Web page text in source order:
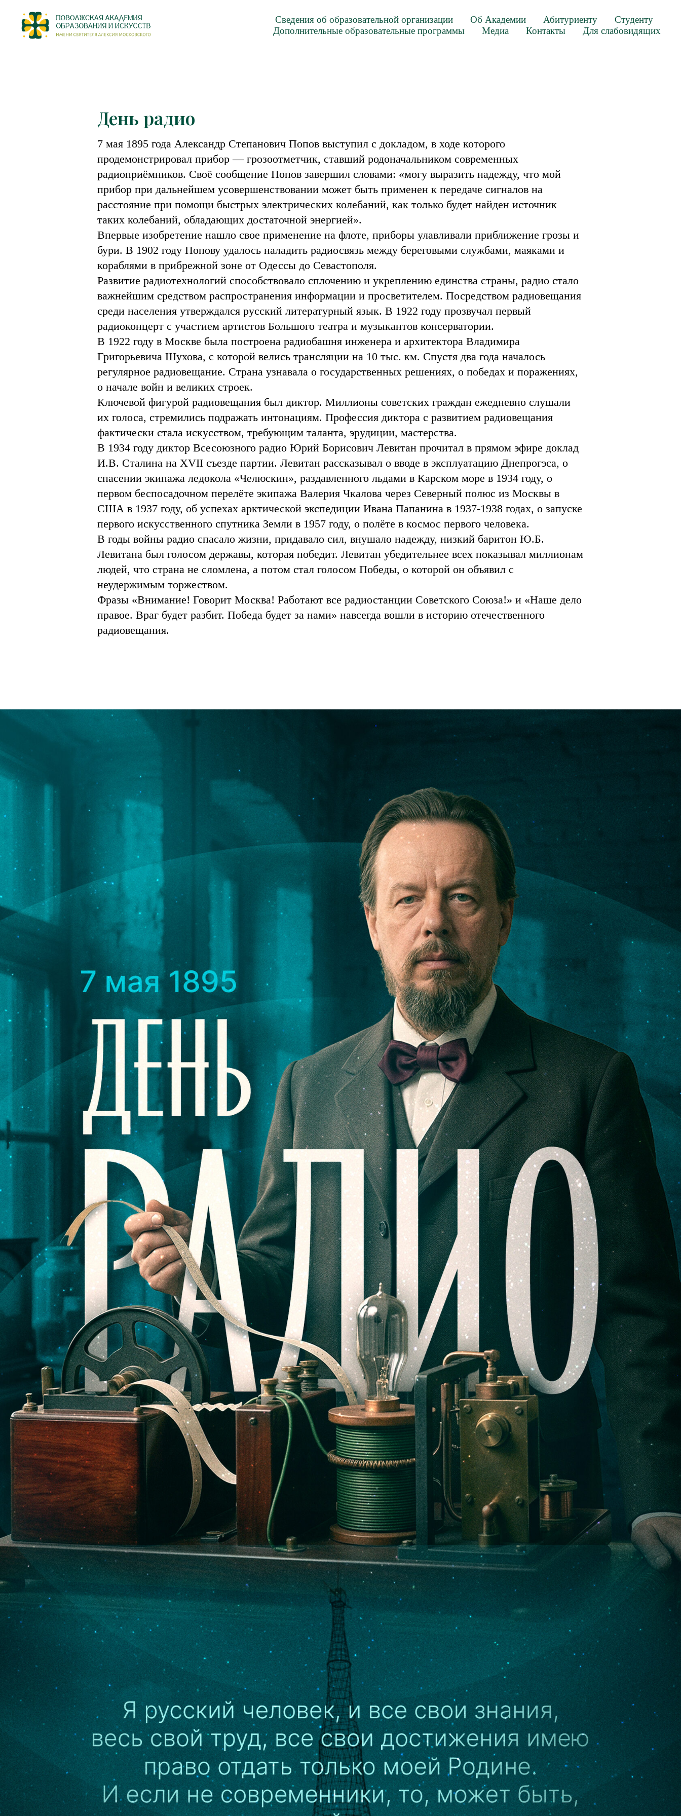
Сведения об образовательной организации Об Академии Абитуриенту
Студенту
Дополнительные образовательные программы
Медиа Контакты Для слабовидящих
День радио
7 мая 1895 года Александр Степанович Попов выступил с докладом, в ходе которого
продемонстрировал прибор — грозоотметчик, ставший родоначальником современных
радиоприёмников. Своё сообщение Попов завершил словами: «могу выразить надежду, что мой
прибор при дальнейшем усовершенствовании может быть применен к передаче сигналов на
расстояние при помощи быстрых электрических колебаний, как только будет найден источник
таких колебаний, обладающих достаточной энергией».
Впервые изобретение нашло свое применение на флоте, приборы улавливали приближение грозы и
бури. В 1902 году Попову удалось наладить радиосвязь между береговыми службами, маяками и
кораблями в прибрежной зоне от Одессы до Севастополя.
Развитие радиотехнологий способствовало сплочению и укреплению единства страны, радио стало
важнейшим средством распространения информации и просветителем. Посредством радиовещания
среди населения утверждался русский литературный язык. В 1922 году прозвучал первый
радиоконцерт с участием артистов Большого театра и музыкантов консерватории.
В 1922 году в Москве была построена радиобашня инженера и архитектора Владимира
Григорьевича Шухова, с которой велись трансляции на 10 тыс. км. Спустя два года началось
регулярное радиовещание. Страна узнавала о государственных решениях, о победах и поражениях,
о начале войн и великих строек.
Ключевой фигурой радиовещания был диктор. Миллионы советских граждан ежедневно слушали
их голоса, стремились подражать интонациям. Профессия диктора с развитием радиовещания
фактически стала искусством, требующим таланта, эрудиции, мастерства.
В 1934 году диктор Всесоюзного радио Юрий Борисович Левитан прочитал в прямом эфире доклад
И.В. Сталина на XVII съезде партии. Левитан рассказывал о вводе в эксплуатацию Днепрогэса, о
спасении экипажа ледокола «Челюскин», раздавленного льдами в Карском море в 1934 году, о
первом беспосадочном перелёте экипажа Валерия Чкалова через Северный полюс из Москвы в
США в 1937 году, об успехах арктической экспедиции Ивана Папанина в 1937-1938 годах, о запуске
первого искусственного спутника Земли в 1957 году, о полёте в космос первого человека.
В годы войны радио спасало жизни, придавало сил, внушало надежду, низкий баритон Ю.Б.
Левитана был голосом державы, которая победит. Левитан убедительнее всех показывал миллионам
людей, что страна не сломлена, а потом стал голосом Победы, о которой он объявил с
неудержимым торжеством.
Фразы «Внимание! Говорит Москва! Работают все радиостанции Советского Союза!» и «Наше дело
правое. Враг будет разбит. Победа будет за нами» навсегда вошли в историю отечественного
радиовещания.